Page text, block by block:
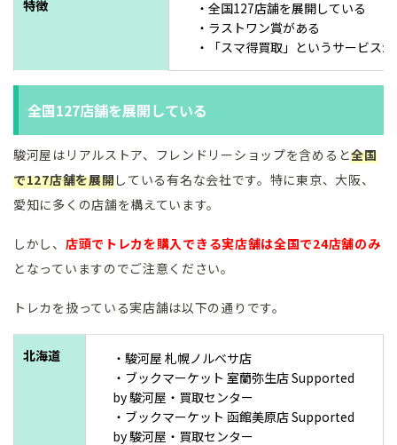
特徴
・全国127店舗を展開している
・ラストワン賞がある
・「スマ得買取」というサービス
全国127店舗を展開している
駿河屋はリアルストア、フレンドリーショップを含めると全国
で127店舗を展開している有名な会社です。特に東京、大阪、
愛知に多くの店舗を構えています。
しかし、 店頭でトレカを購入できる実店舗は全国で24店舗のみ
となっていますのでご注意ください。
トレカを扱っている実店舗は以下の通りです。
北海道
・駿河屋 札幌ノルベサ店
・ブックマーケット 室蘭弥生店 Supported
by 駿河屋・買取センター
・ブックマーケット 函館美原店 Supported
by 駿河屋・買取センター